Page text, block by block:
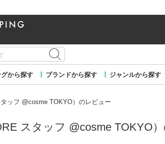
から探す ブランドから探す ジャンルから探す
ッフ @cosme TOKYO）のレビュー
スタッフ @cosme TOKYO